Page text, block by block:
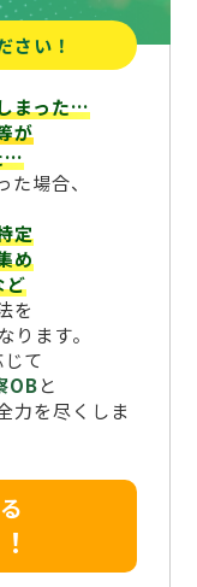
さい！
まった…
が
…
場合、
定
め
ど
を
ります。
て
OBと
力を尽くしま